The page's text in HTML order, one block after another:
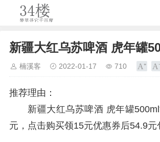
新疆大红乌苏啤酒 虎年罐
楠溪客 2022-01-17 710
推荐理由：
新疆大红乌苏啤酒 虎年罐
元，点击购买领15元优惠券后54.9元